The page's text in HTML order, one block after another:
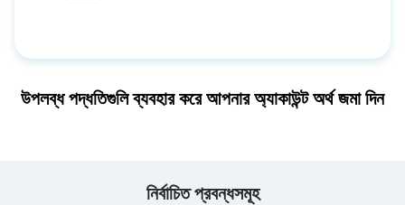
উপলব্ধ পদ্ধতিগুলি ব্যবহার করে আপনার অ্যাকাউন্ট অর্থ জমা দিন
নির্বাচিত প্রবন্ধসমূহ